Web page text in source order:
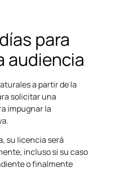
para
audiencia
a partir de la
solicitar una
impugnar la
su licencia será
incluso si su caso
o finalmente